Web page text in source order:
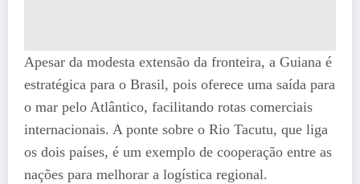
Apesar da modesta extensão da fronteira, a Guiana é
estratégica para o Brasil, pois oferece uma saída para
o mar pelo Atlântico, facilitando rotas comerciais
internacionais. A ponte sobre o Rio Tacutu, que liga
os dois países, é um exemplo de cooperação entre as
nações para melhorar a logística regional.